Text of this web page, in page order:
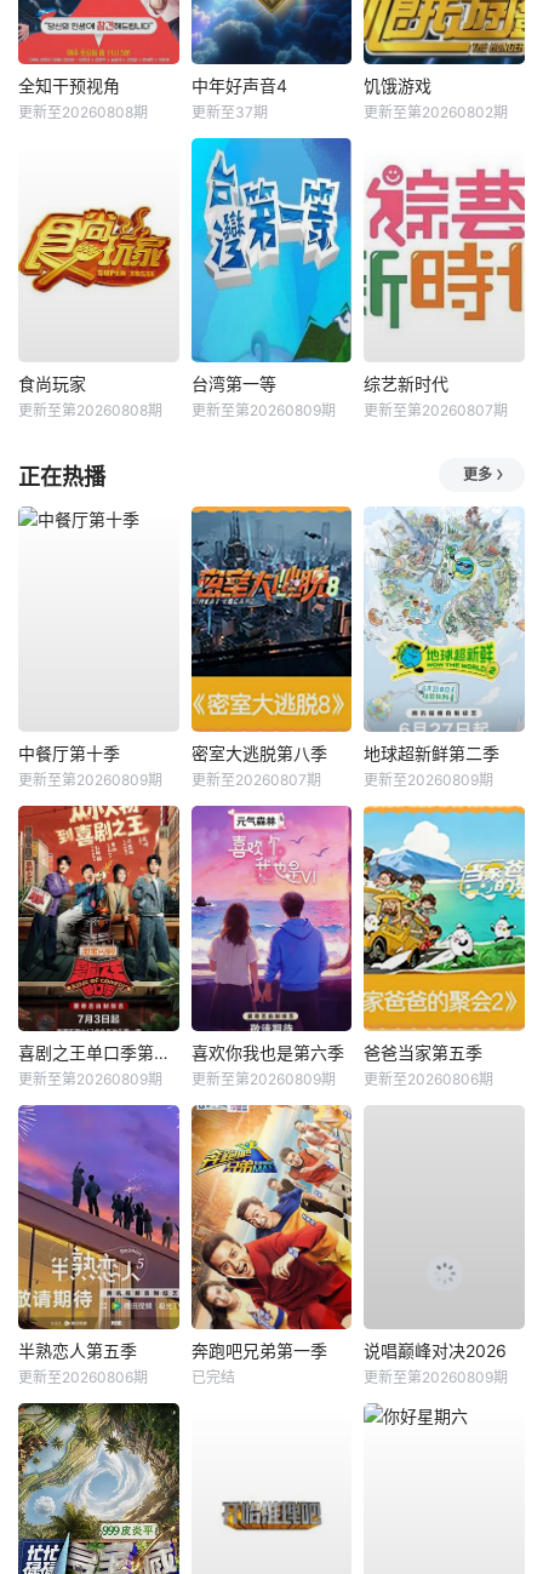
全知干预视角
更新至20260808期
中年好声音4
更新至37期
饥饿游戏
更新至第20260802期
食尚玩家
更新至第20260808期
台湾第一等
更新至第20260809期
综艺新时代
更新至第20260807期
正在热播 更多
中餐厅第十季
更新至第20260809期
密室大逃脱第八季
更新至20260807期
地球超新鲜第二季
更新至20260809期
喜剧之王单口季第三季
更新至第20260809期
喜欢你我也是第六季
更新至第20260809期
爸爸当家第五季
更新至20260806期
半熟恋人第五季
更新至20260806期
奔跑吧兄弟第一季
已完结
说唱巅峰对决2026
更新至第20260809期